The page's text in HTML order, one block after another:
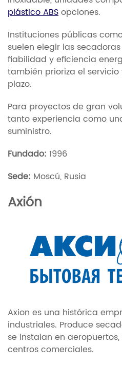
plástico ABSopciones.
Instituciones públicas
suelen elegir las
fiabilidad y eficiencia
también prioriza el
plazo.
Para proyectos de gran
tanto experiencia como
suministro.
Fundado: 1996
Sede: Moscú, Rusia
Axión
Axion es una histórica
industriales. Produce
se instalan en
centros comerciales.